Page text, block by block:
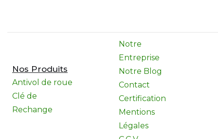
Nos Produits
Antivol de roue
Clé de
Rechange
Notre
Entreprise
Notre Blog
Contact
Certification
Mentions
Légales